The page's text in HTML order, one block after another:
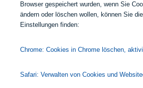
Browser gespeichert wurden, wenn Sie
ändern oder löschen wollen, können Sie
Einstellungen finden:
Chrome: Cookies in Chrome löschen,
Safari: Verwalten von Cookies und